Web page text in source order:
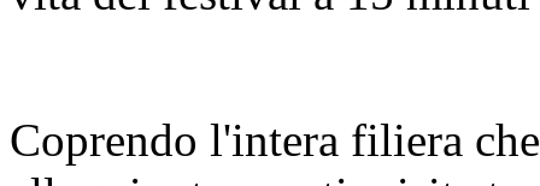
Coprendo l'intera filiera